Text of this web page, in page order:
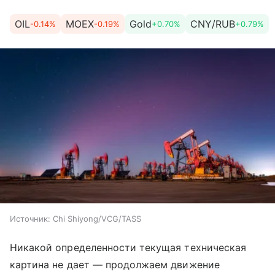
OIL-0.14% MOEX-0.19% Gold+0.70% CNY/RUB+0.79%
Источник: Chi Shiyong/VCG/TASS
Никакой определенности текущая техническая
картина не дает — продолжаем движение